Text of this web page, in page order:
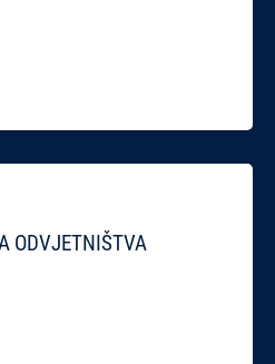
ODVJETNIŠTVA